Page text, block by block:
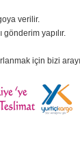
verilir.
yapılır.
için bizi